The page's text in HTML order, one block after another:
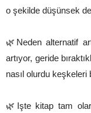
o şekilde düşünsek
🌿Neden alternatif
artıyor, geride
nasıl olurdu keşkeleri
🌿Işte kitap tam